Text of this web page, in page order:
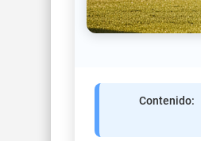
Contenido: